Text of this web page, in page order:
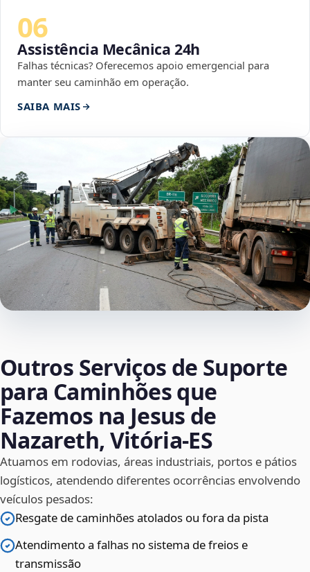
06
Assistência Mecânica 24h
Falhas técnicas? Oferecemos apoio emergencial para
manter seu caminhão em operação.
SAIBA MAIS
Outros Serviços de Suporte
para Caminhões que
Fazemos na Jesus de
Nazareth, Vitória‑ES
Atuamos em rodovias, áreas industriais, portos e pátios
logísticos, atendendo diferentes ocorrências envolvendo
veículos pesados:
Resgate de caminhões atolados ou fora da pista
Atendimento a falhas no sistema de freios e
transmissão